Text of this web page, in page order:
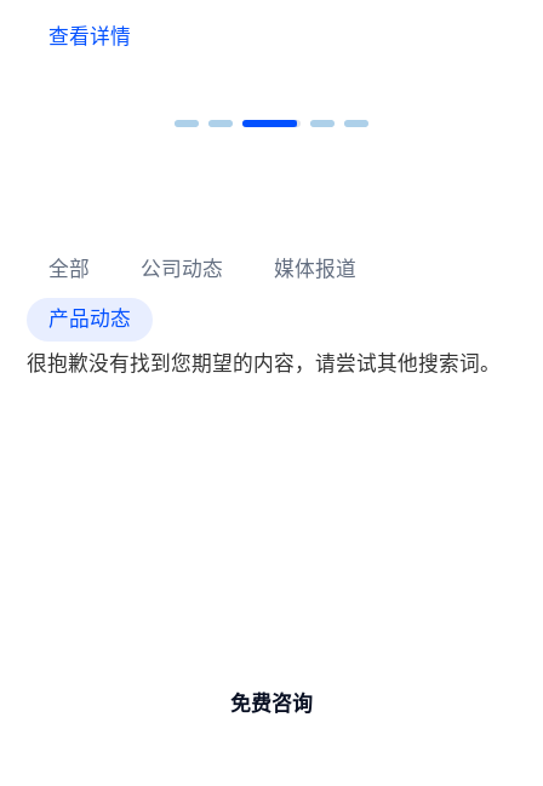
查看详情
全部 公司动态 媒体报道
产品动态
很抱歉没有找到您期望的内容，请尝试其他搜索词。
免费咨询